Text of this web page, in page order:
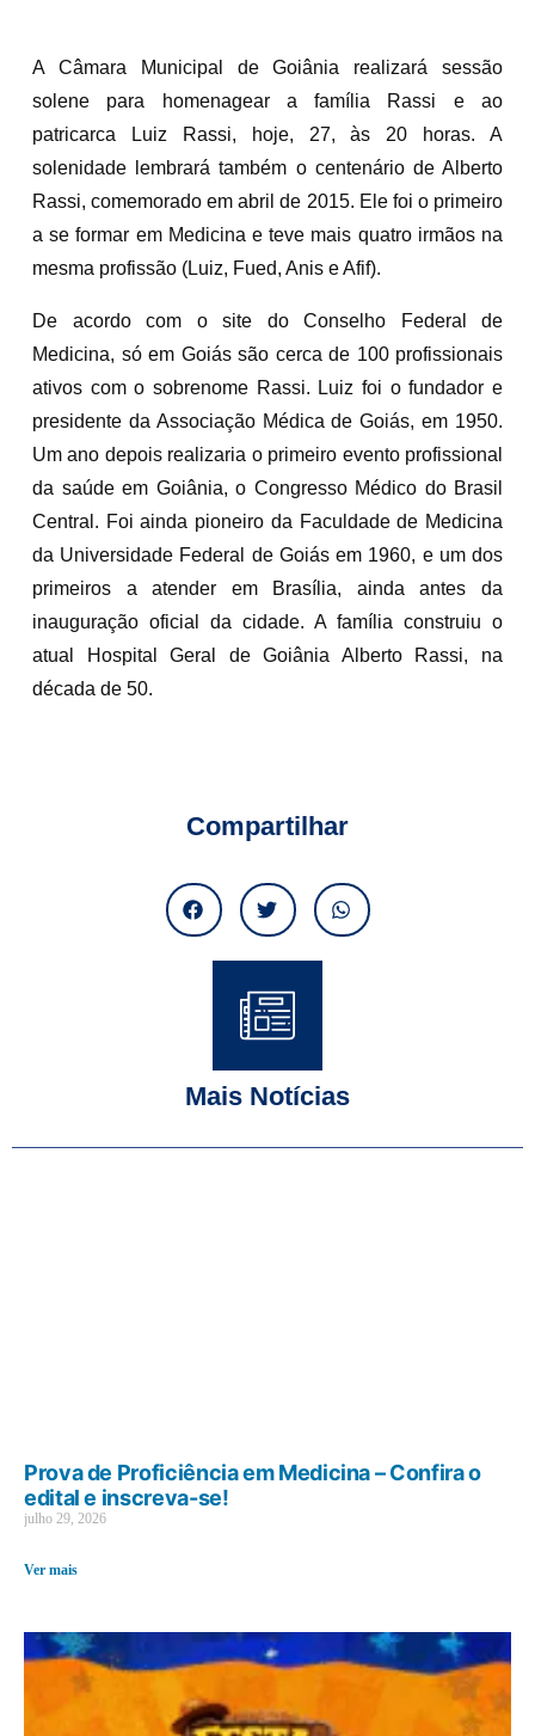
A Câmara Municipal de Goiânia realizará sessão
solene para homenagear a família Rassi e ao
patricarca Luiz Rassi, hoje, 27, às 20 horas. A
solenidade lembrará também o centenário de Alberto
Rassi, comemorado em abril de 2015. Ele foi o primeiro
a se formar em Medicina e teve mais quatro irmãos na
mesma profissão (Luiz, Fued, Anis e Afif).
De acordo com o site do Conselho Federal de
Medicina, só em Goiás são cerca de 100 profissionais
ativos com o sobrenome Rassi. Luiz foi o fundador e
presidente da Associação Médica de Goiás, em 1950.
Um ano depois realizaria o primeiro evento profissional
da saúde em Goiânia, o Congresso Médico do Brasil
Central. Foi ainda pioneiro da Faculdade de Medicina
da Universidade Federal de Goiás em 1960, e um dos
primeiros a atender em Brasília, ainda antes da
inauguração oficial da cidade. A família construiu o
atual Hospital Geral de Goiânia Alberto Rassi, na
década de 50.
Compartilhar
Mais Notícias
Prova de Proficiência em Medicina – Confira o
edital e inscreva-se!
julho 29, 2026
Ver mais